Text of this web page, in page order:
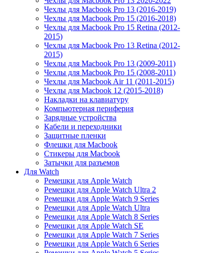
Чехлы для Macbook Pro 13 (2016-2019)
Чехлы для Macbook Pro 15 (2016-2018)
Чехлы для Macbook Pro 15 Retina (2012-
2015)
Чехлы для Macbook Pro 13 Retina (2012-
2015)
Чехлы для Macbook Pro 13 (2009-2011)
Чехлы для Macbook Pro 15 (2008-2011)
Чехлы для Macbook Air 11 (2011-2015)
Чехлы для Macbook 12 (2015-2018)
Накладки на клавиатуру
Компьютерная периферия
Зарядные устройства
Кабели и переходники
Защитные пленки
Флешки для Macbook
Стикеры для Macbook
Затычки для разъемов
Для Watch
Ремешки для Apple Watch
Ремешки для Apple Watch Ultra 2
Ремешки для Apple Watch 9 Series
Ремешки для Apple Watch Ultra
Ремешки для Apple Watch 8 Series
Ремешки для Apple Watch SE
Ремешки для Apple Watch 7 Series
Ремешки для Apple Watch 6 Series